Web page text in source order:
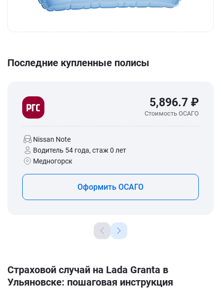
Последние купленные полисы
5,896.7 ₽
Стоимость ОСАГО
Nissan Note
Водитель 54 года, стаж 0 лет
Медногорск
Оформить ОСАГО
Страховой случай на Lada Granta в
Ульяновске: пошаговая инструкция